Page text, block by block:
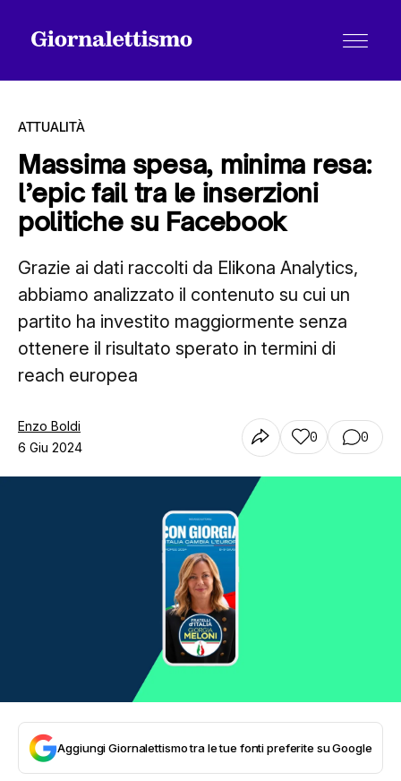
Tutti gli articoli
Chi siamo
Contatti
ATTUALITÀ
Massima spesa, minima resa:
l’epic fail tra le inserzioni
politiche su Facebook
Grazie ai dati raccolti da Elikona Analytics,
abbiamo analizzato il contenuto su cui un
partito ha investito maggiormente senza
ottenere il risultato sperato in termini di
reach europea
Enzo Boldi
6 Giu 2024
0 0
Aggiungi Giornalettismo tra le tue fonti preferite su Google